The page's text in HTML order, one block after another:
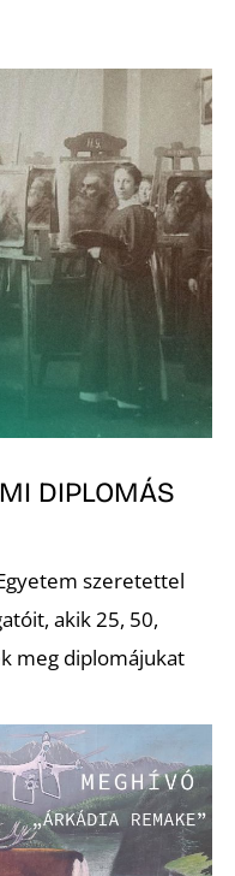
DIPLOMÁS
szeretettel
akik 25, 50,
meg diplomájukat